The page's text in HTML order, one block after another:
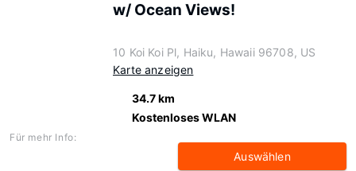
w/ Ocean Views!
10 Koi Koi Pl, Haiku, Hawaii 96708, US
Karte anzeigen
34.7 km
Kostenloses WLAN
Für mehr Info:
Auswählen